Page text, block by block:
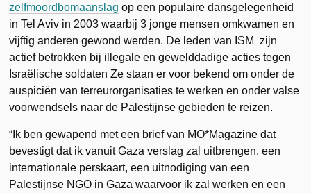
zelfmoordbomaanslag op een populaire dansgelegenheid
in Tel Aviv in 2003 waarbij 3 jonge mensen omkwamen en
vijftig anderen gewond werden. De leden van ISM zijn
actief betrokken bij illegale en gewelddadige acties tegen
Israëlische soldaten Ze staan er voor bekend om onder de
auspiciën van terreurorganisaties te werken en onder valse
voorwendsels naar de Palestijnse gebieden te reizen.
“Ik ben gewapend met een brief van MO*Magazine dat
bevestigt dat ik vanuit Gaza verslag zal uitbrengen, een
internationale perskaart, een uitnodiging van een
Palestijnse NGO in Gaza waarvoor ik zal werken en een